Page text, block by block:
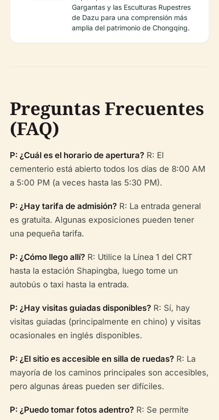
Gargantas y las Esculturas Rupestres
de Dazu para una comprensión más
amplia del patrimonio de Chongqing.
Preguntas Frecuentes
(FAQ)
P: ¿Cuál es el horario de apertura? R: El
cementerio está abierto todos los días de 8:00 AM
a 5:00 PM (a veces hasta las 5:30 PM).
P: ¿Hay tarifa de admisión? R: La entrada general
es gratuita. Algunas exposiciones pueden tener
una pequeña tarifa.
P: ¿Cómo llego allí? R: Utilice la Línea 1 del CRT
hasta la estación Shapingba, luego tome un
autobús o taxi hasta la entrada.
P: ¿Hay visitas guiadas disponibles? R: Sí, hay
visitas guiadas (principalmente en chino) y visitas
ocasionales en inglés disponibles.
P: ¿El sitio es accesible en silla de ruedas? R: La
mayoría de los caminos principales son accesibles,
pero algunas áreas pueden ser difíciles.
P: ¿Puedo tomar fotos adentro? R: Se permite